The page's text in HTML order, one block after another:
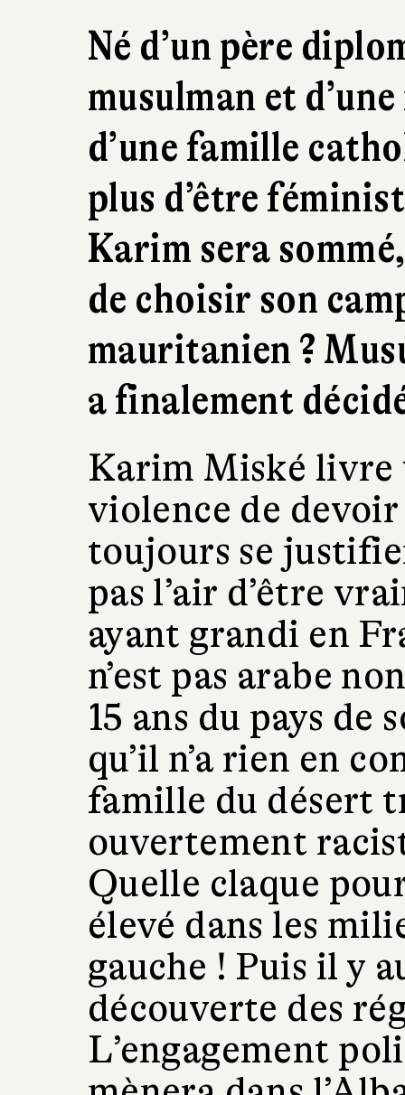
Né d’un père
musulman et
d’une famille
plus d’être
Karim sera
de choisir son
mauritanien ?
a finalement
Karim Miské livre
violence de
toujours se
pas l’air d’être
ayant grandi en
n’est pas arabe
15 ans du pays
qu’il n’a rien en
famille du désert
ouvertement
Quelle claque
élevé dans les
gauche ! Puis il y
découverte des
L’engagement